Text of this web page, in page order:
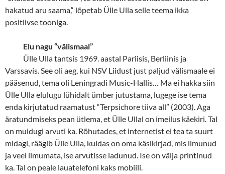
hakatud aru saama,“ lõpetab Ülle Ulla selle teema ikka
positiivse tooniga.
Elu nagu “välismaal”
Ülle Ulla tantsis 1969. aastal Pariisis, Berliinis ja
Varssavis. See oli aeg, kui NSV Liidust just paljud välismaale ei
pääsenud, tema oli Leningradi Music-Hallis… Ma ei hakka siin
Ülle Ulla elulugu lühidalt ümber jutustama, lugege ise tema
enda kirjutatud raamatust “Terpsichore tiiva all” (2003). Aga
äratundmiseks pean ütlema, et Ülle Ullal on imeilus käekiri. Tal
on muidugi arvuti ka. Rõhutades, et internetist ei tea ta suurt
midagi, räägib Ülle Ulla, kuidas on oma käsikirjad, mis ilmunud
ja veel ilmumata, ise arvutisse ladunud. Ise on välja printinud
ka. Tal on peale lauatelefoni kaks mobiili.